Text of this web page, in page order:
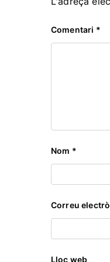
Comentari *
Nom *
Correu
Lloc web